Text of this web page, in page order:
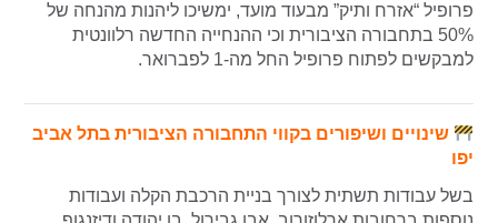
פרופיל “אזרח ותיק” מבעוד מועד, ימשיכו ליהנות מהנחה של
50% בתחבורה הציבורית וכי ההנחייה החדשה רלוונטית
למבקשים לפתוח פרופיל החל מה-1 לפברואר.
שינויים ושיפורים בקווי התחבורה הציבורית בתל אביב
יפו
בשל עבודות תשתית לצורך בניית הרכבת הקלה ועבודות